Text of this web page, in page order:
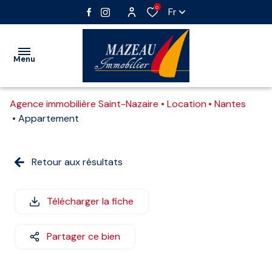
0 Fr
Menu
VENTE
biens
Vente
IMMOBILIER
immobilier
immobilier
professionnel
ESTIMATION
Agence immobilière Saint-Nazaire Location
Nantes
Appartement
Retour aux résultats
Télécharger la fiche
Partager ce bien